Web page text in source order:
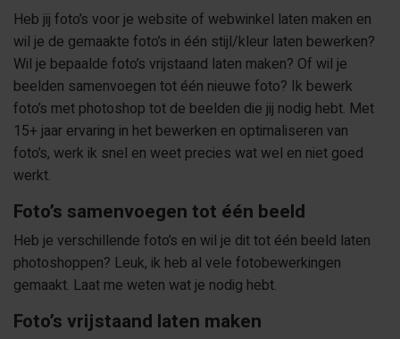
Heb jij foto’s voor je website of webwinkel laten maken en
wil je de gemaakte foto’s in één stijl/kleur laten bewerken?
Wil je bepaalde foto’s vrijstaand laten maken? Of wil je
beelden samenvoegen tot één nieuwe foto? Ik bewerk
foto’s met photoshop tot de beelden die jij nodig hebt. Met
15+ jaar ervaring in het bewerken en optimaliseren van
foto’s, werk ik snel en weet precies wat wel en niet goed
werkt.
Foto’s samenvoegen tot één beeld
Heb je verschillende foto’s en wil je dit tot één beeld laten
photoshoppen? Leuk, ik heb al vele fotobewerkingen
gemaakt. Laat me weten wat je nodig hebt.
Foto’s vrijstaand laten maken